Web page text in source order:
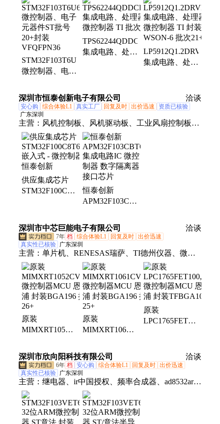
ase5s4010、触发器、解码器、thvd1500d、
thvd1451d、sy8032abc、hip2100ib、opa4172id、连接
器、mx1a-11nw、lshd-7501、ths4531id、二极管、
hsmm-c170、tps22914b、lf353dre4、装原封
STM32F103T6U6
微控制器、电子
20+封装
VFQFPN36
TPS62244QDDCRQ1
集成电路、处理
LP5912Q1.2DRVRQ1
集成电路、处理
深圳市恒泰创新电子有限公司 洽谈
安心购 综合体验L1 真实工厂 回复及时 出价迅速
资质已核验
广东深圳
主营： 风机控制板、风机驱动板、工业风扇控制板、
微控制器、工业风机控制板、散热方案PCBA、OEM
ODM、SMT贴片加工、工业机柜散热风扇控制板、
无刷风机驱动板、主板、管道风机方案、高压吊扇方
案、散热风扇方案、BLDC方案、PCB、无刷电机驱
动方案、无刷驱动方案、大功率风机控制板、工业风
机驱动板FOC、代工代料
供应集成芯片
STM32F100C8T6B恒泰创新
APM32F103CBT6.
控制器 数字隔
离器 接口芯片
深圳市中芯巨能电子有限公司 洽谈
7年 档 综合体验L1 回复及时 出价迅速
真实性已核验 广东深圳
主营： 单片机、RENESAS瑞萨、TI德州仪器、微控
制器MCU、ADI亚德诺、国产芯片替代、XILINX/赛
灵思、可编程逻辑器件、电源芯片、接口芯片、DSP
数字信号处理器、时钟芯片、中科芯、阿尔特拉、存
储芯片、以太网控制芯片、射频芯片、恩智浦、ST意
法、中微爱芯、转换芯片、芯科、三星存储
原装
MIMXRT1052CVL5B
恩智浦 封装
BGA196 批号
26+
原装
MIMXRT1061CVL5B
恩智浦 封装
BGA196 批号
原装
LPC1765FET100,551
深圳市欣向阳科技有限公司 洽谈
6年 档 安心购 综合体验L1 回复及时 出价迅速
真实性已核验 广东深圳
主营： 继电器、ir中国授权、频率合成器、ad8532ar放
大器、ad828arz放大器、ad829jrz放大器、ad818arz放
大器、ad8031arz放大器、ad8058arz放大器、
ad8532arz放大器、ad8001arz放大器、ad8307arz放大